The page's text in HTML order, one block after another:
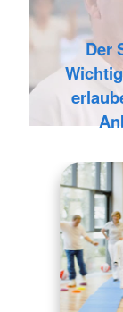
Der